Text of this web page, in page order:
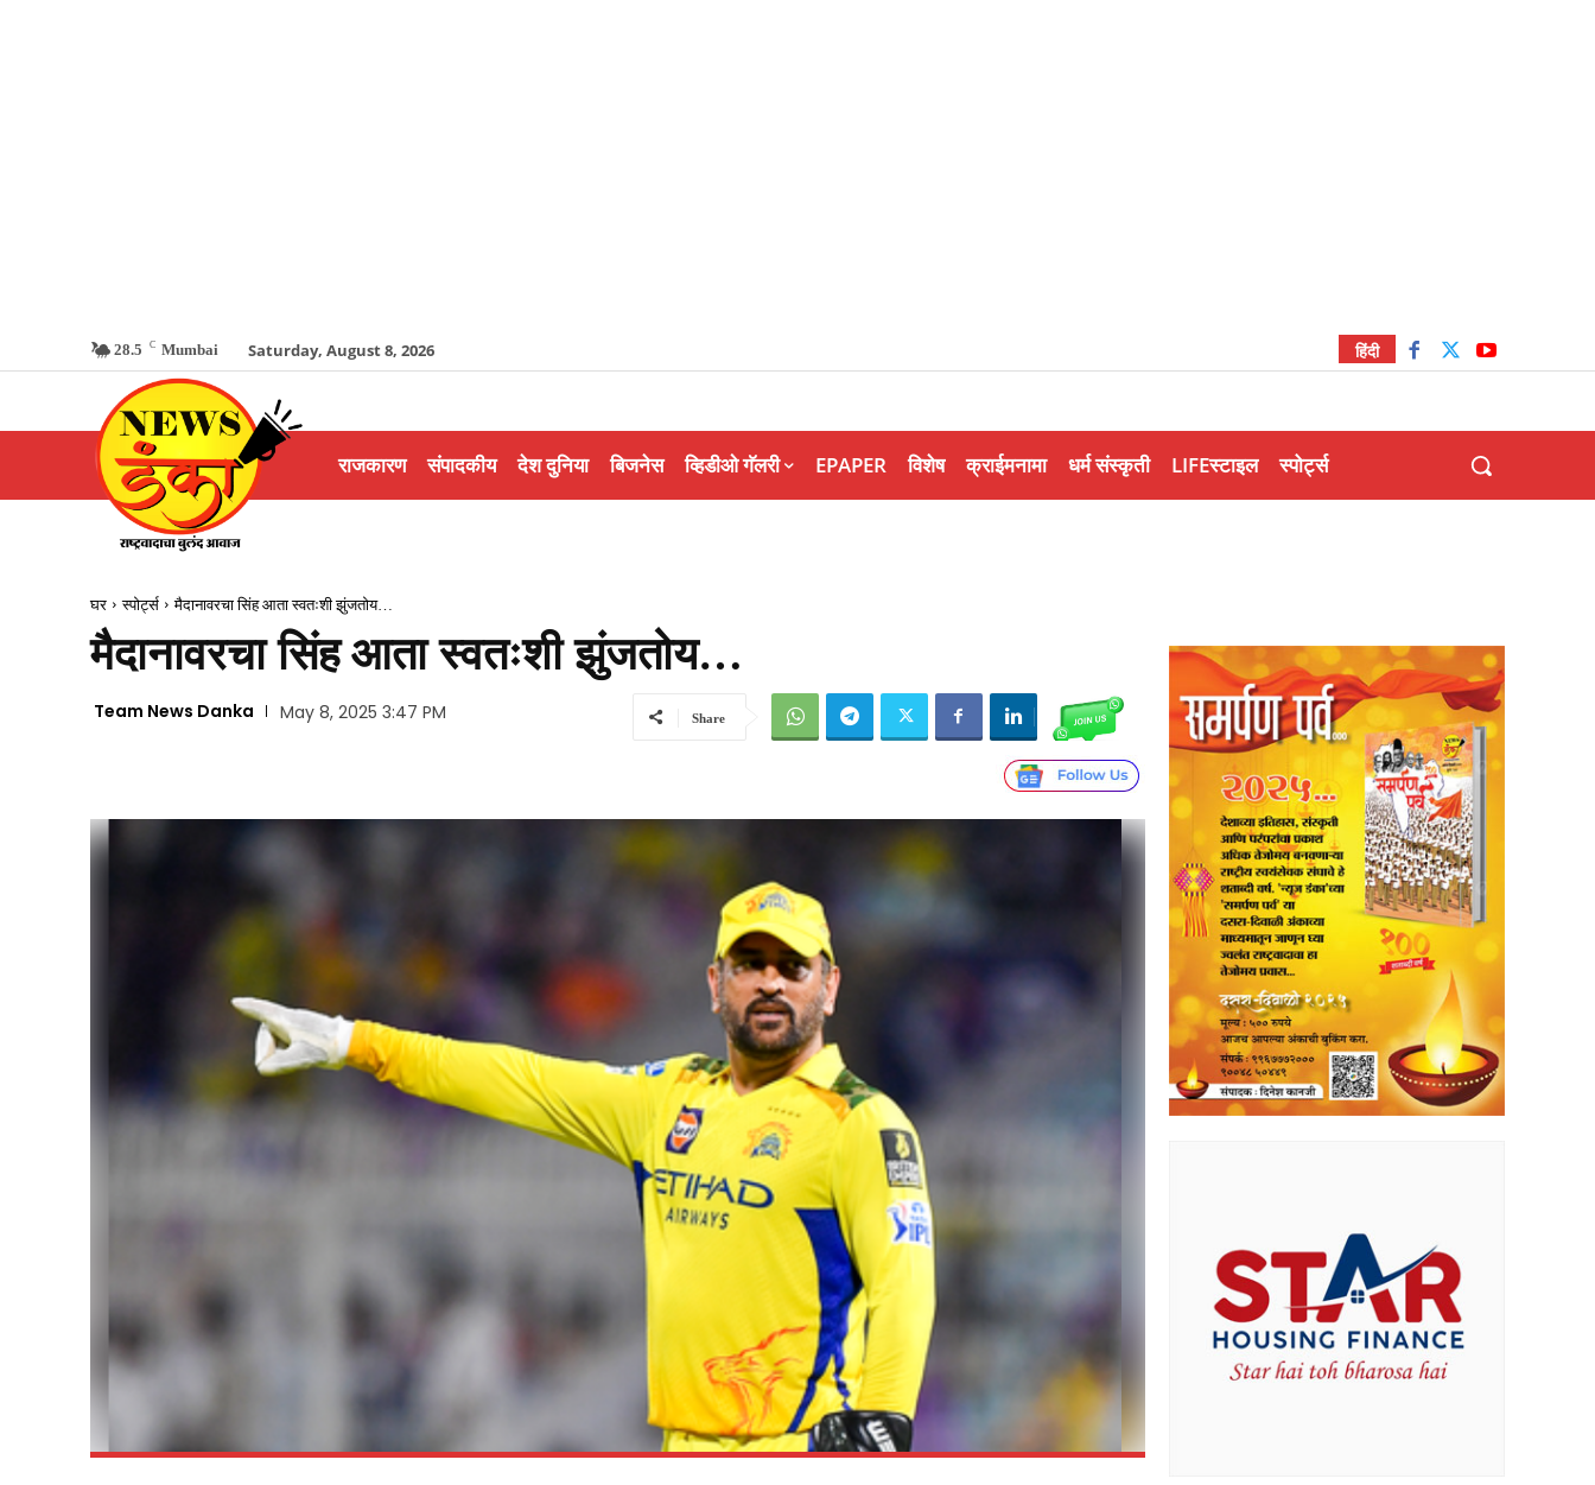
28.5 C Mumbai Saturday, August 8, 2026 हिंदी
राजकारण संपादकीय देश दुनिया बिजनेस व्हिडीओ गॅलरी EPAPER विशेष क्राईमनामा धर्म संस्कृती LIFEस्टाइल स्पोर्ट्स
घर स्पोर्ट्स मैदानावरचा सिंह आता स्वतःशी झुंजतोय…
मैदानावरचा सिंह आता स्वतःशी झुंजतोय…
Team News Danka May 8, 2025 3:47 PM Share